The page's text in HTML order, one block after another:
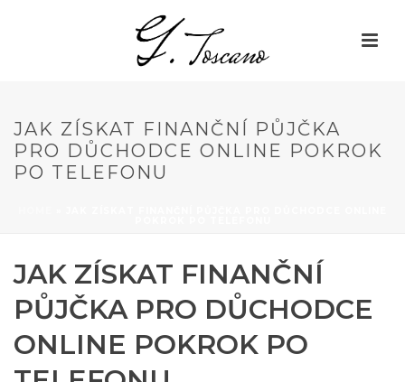
JAK ZÍSKAT FINANČNÍ PŮJČKA
PRO DŮCHODCE ONLINE POKROK
PO TELEFONU
JAK ZÍSKAT FINANČNÍ
PŮJČKA PRO DŮCHODCE
ONLINE POKROK PO